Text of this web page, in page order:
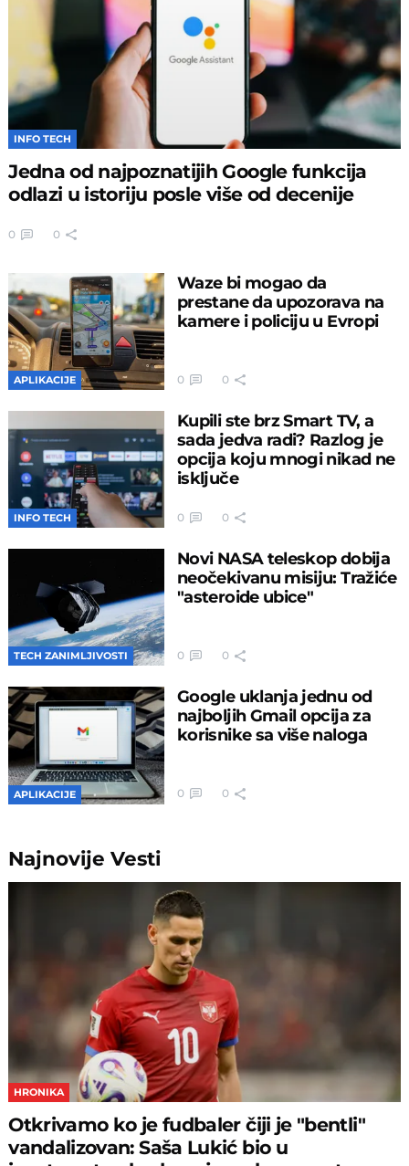
INFO TECH
Jedna od najpoznatijih Google funkcija
odlazi u istoriju posle više od decenije
0 0
APLIKACIJE
Waze bi mogao da
prestane da upozorava na
kamere i policiju u Evropi
0 0
INFO TECH
Kupili ste brz Smart TV, a
sada jedva radi? Razlog je
opcija koju mnogi nikad ne
isključe
0 0
TECH ZANIMLJIVOSTI
Novi NASA teleskop dobija
neočekivanu misiju: Tražiće
"asteroide ubice"
0 0
APLIKACIJE
Google uklanja jednu od
najboljih Gmail opcija za
korisnike sa više naloga
0 0
NajnovijeVesti
HRONIKA
Otkrivamo ko je fudbaler čiji je "bentli"
vandalizovan: Saša Lukić bio u